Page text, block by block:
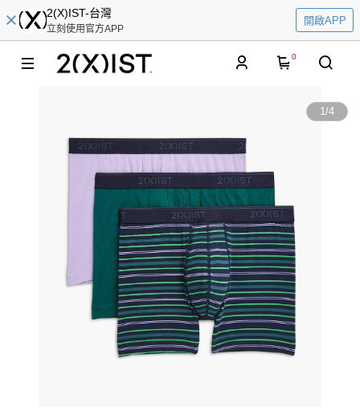
2(X)IST-台灣
立刻使用官方APP
開啟APP
0
1/4